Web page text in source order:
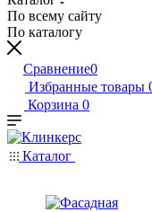
По всему сайту
По каталогу
Сравнение0
Избранные товары
Корзина 0
Каталог